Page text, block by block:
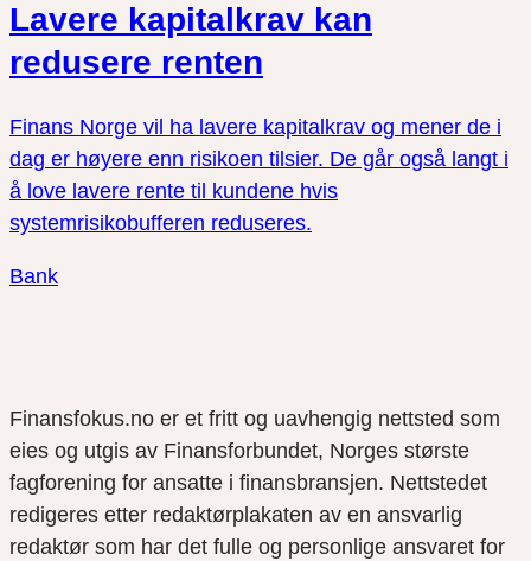
Lavere kapitalkrav kan
redusere renten
Finans Norge vil ha lavere kapitalkrav og mener de i
dag er høyere enn risikoen tilsier. De går også langt i
å love lavere rente til kundene hvis
systemrisikobufferen reduseres.
Bank
Finansfokus.no er et fritt og uavhengig nettsted som
eies og utgis av Finansforbundet, Norges største
fagforening for ansatte i finansbransjen. Nettstedet
redigeres etter redaktørplakaten av en ansvarlig
redaktør som har det fulle og personlige ansvaret for